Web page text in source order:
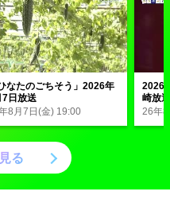
ひなたのごちそう」2026年
7日放送
8月7日(金) 19:00
2026
崎放
#388
26年
る